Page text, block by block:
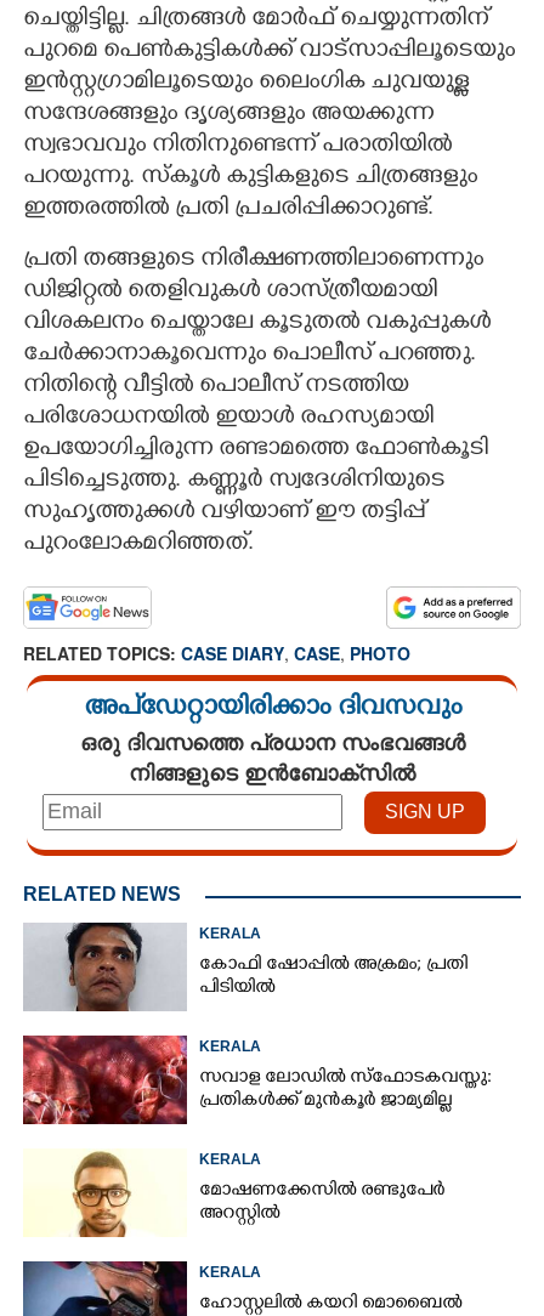
ചെയ്തിട്ടില്ല. ചിത്രങ്ങൾ മോർഫ് ചെയ്യുന്നതിന്
പുറമെ പെൺകുട്ടികൾക്ക് വാട്സാപ്പിലൂടെയും
ഇൻസ്റ്റഗ്രാമിലൂടെയും ലെെംഗിക ചുവയുള്ള
സന്ദേശങ്ങളും ദൃശ്യങ്ങളും അയക്കുന്ന
സ്വഭാവവും നിതിനുണ്ടെന്ന് പരാതിയിൽ
പറയുന്നു. സ്കൂൾ കുട്ടികളുടെ ചിത്രങ്ങളും
ഇത്തരത്തിൽ പ്രതി പ്രചരിപ്പിക്കാറുണ്ട്.
പ്രതി തങ്ങളുടെ നിരീക്ഷണത്തിലാണെന്നും
ഡിജിറ്റൽ തെളിവുകൾ ശാസ്ത്രീയമായി
വിശകലനം ചെയ്താലേ കൂടുതൽ വകുപ്പുകൾ
ചേർക്കാനാകൂവെന്നും പൊലീസ് പറഞ്ഞു.
നിതിന്റെ വീട്ടിൽ പൊലീസ് നടത്തിയ
പരിശോധനയിൽ ഇയാൾ രഹസ്യമായി
ഉപയോഗിച്ചിരുന്ന രണ്ടാമത്തെ ഫോൺകൂടി
പിടിച്ചെടുത്തു. കണ്ണൂർ സ്വദേശിനിയുടെ
സുഹൃത്തുക്കൾ വഴിയാണ് ഈ തട്ടിപ്പ്
പുറംലോകമറിഞ്ഞത്.
RELATED TOPICS: CASE DIARY, CASE, PHOTO
അപ്ഡേറ്റായിരിക്കാം ദിവസവും
ഒരു ദിവസത്തെ പ്രധാന സംഭവങ്ങൾ
നിങ്ങളുടെ ഇൻബോക്സിൽ
RELATED NEWS
KERALA
കോഫി ഷോപ്പിൽ അക്രമം; പ്രതി
പിടിയിൽ
KERALA
സവാള ലോഡിൽ സ്ഫോടകവസ്തു:
പ്രതികൾക്ക് മുൻകൂർ ജാമ്യമില്ല
KERALA
മോഷണക്കേസിൽ രണ്ടുപേർ
അറസ്റ്റിൽ
KERALA
ഹോസ്റ്റലിൽ കയറി മൊബൈൽ